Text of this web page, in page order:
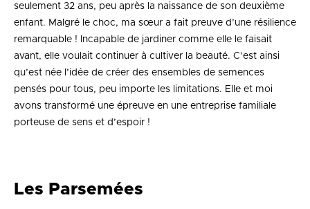
seulement 32 ans, peu après la naissance de son deuxième
enfant. Malgré le choc, ma sœur a fait preuve d’une résilience
remarquable ! Incapable de jardiner comme elle le faisait
avant, elle voulait continuer à cultiver la beauté. C’est ainsi
qu’est née l’idée de créer des ensembles de semences
pensés pour tous, peu importe les limitations. Elle et moi
avons transformé une épreuve en une entreprise familiale
porteuse de sens et d’espoir !
Les Parsemées